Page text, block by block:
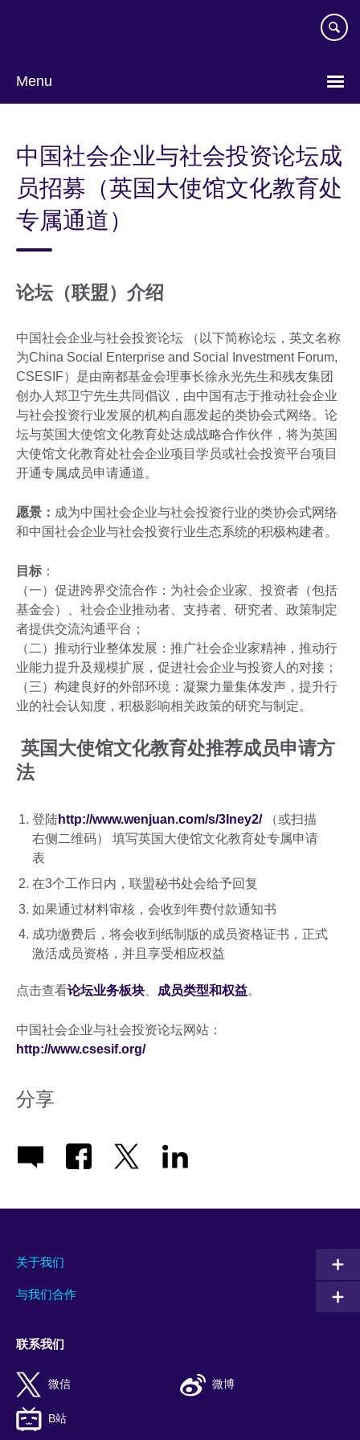
Menu
language
中国社会企业与社会投资论坛成
员招募（英国大使馆文化教育处
专属通道）
论坛（联盟）介绍
中国社会企业与社会投资论坛 （以下简称论坛，英文名称
为China Social Enterprise and Social Investment Forum,
CSESIF）是由南都基金会理事长徐永光先生和残友集团
创办人郑卫宁先生共同倡议，由中国有志于推动社会企业
与社会投资行业发展的机构自愿发起的类协会式网络。论
坛与英国大使馆文化教育处达成战略合作伙伴，将为英国
大使馆文化教育处社会企业项目学员或社会投资平台项目
开通专属成员申请通道。
愿景： 成为中国社会企业与社会投资行业的类协会式网络
和中国社会企业与社会投资行业生态系统的积极构建者。
目标 ：
（一）促进跨界交流合作：为社会企业家、投资者（包括
基金会）、社会企业推动者、支持者、研究者、政策制定
者提供交流沟通平台；
（二）推动行业整体发展：推广社会企业家精神，推动行
业能力提升及规模扩展，促进社会企业与投资人的对接；
（三）构建良好的外部环境：凝聚力量集体发声，提升行
业的社会认知度，积极影响相关政策的研究与制定。
英国大使馆文化教育处推荐成员申请方
法
登陆http://www.wenjuan.com/s/3Iney2/（或扫描
右侧二维码） 填写英国大使馆文化教育处专属申请
表
在3个工作日内，联盟秘书处会给予回复
如果通过材料审核，会收到年费付款通知书
成功缴费后，将会收到纸制版的成员资格证书，正式
激活成员资格，并且享受相应权益
点击查看论坛业务板块 成员类型和权益。
中国社会企业与社会投资论坛网站：
http://www.csesif.org/
分享
关于我们
与我们合作
联系我们
微信 微博
B站